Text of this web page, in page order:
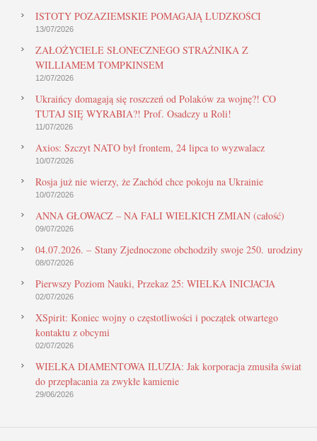
ISTOTY POZAZIEMSKIE POMAGAJĄ LUDZKOŚCI
13/07/2026
ZAŁOŻYCIELE SŁONECZNEGO STRAŻNIKA Z
WILLIAMEM TOMPKINSEM
12/07/2026
Ukraińcy domagają się roszczeń od Polaków za wojnę?! CO
TUTAJ SIĘ WYRABIA?! Prof. Osadczy u Roli!
11/07/2026
Axios: Szczyt NATO był frontem, 24 lipca to wyzwalacz
10/07/2026
Rosja już nie wierzy, że Zachód chce pokoju na Ukrainie
10/07/2026
ANNA GŁOWACZ – NA FALI WIELKICH ZMIAN (całość)
09/07/2026
04.07.2026. – Stany Zjednoczone obchodziły swoje 250. urodziny
08/07/2026
Pierwszy Poziom Nauki, Przekaz 25: WIELKA INICJACJA
02/07/2026
XSpirit: Koniec wojny o częstotliwości i początek otwartego
kontaktu z obcymi
02/07/2026
WIELKA DIAMENTOWA ILUZJA: Jak korporacja zmusiła świat
do przepłacania za zwykłe kamienie
29/06/2026